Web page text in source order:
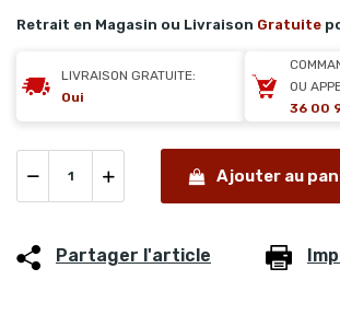
Retrait en Magasin ou Livraison Gratuite
LIVRAISON GRATUITE:
Oui
OU
36 00
Ajouter au
Partager l'article